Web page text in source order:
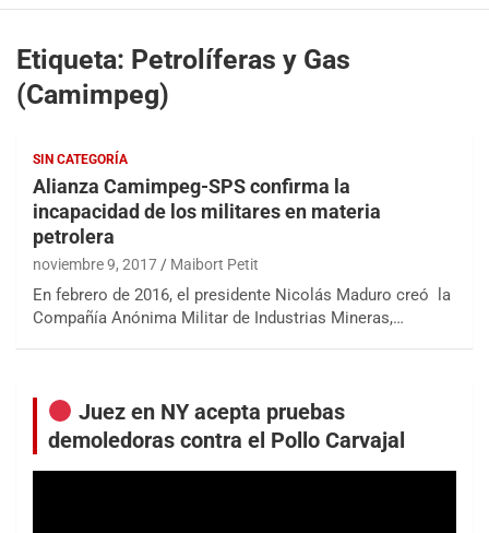
Etiqueta: Petrolíferas y Gas
(Camimpeg)
SIN CATEGORÍA
Alianza Camimpeg-SPS confirma la
incapacidad de los militares en materia
petrolera
noviembre 9, 2017 Maibort Petit
En febrero de 2016, el presidente Nicolás Maduro creó la
Compañía Anónima Militar de Industrias Mineras,…
Juez en NY acepta pruebas
demoledoras contra el Pollo Carvajal